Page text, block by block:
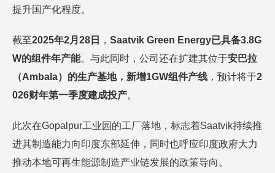
提升国产化程度。
截至2025年2月28日 ， Saatvik Green Energy已具备3.8G
W的组件年产能。与此同时，公司还在扩建其位于安巴拉
（Ambala）的生产基地，新增1GW组件产线 ，预计将于2
026财年第一季度建成投产。
此次在Gopalpur工业园的工厂落地，标志着Saatvik持续推
进其制造能力向印度东部延伸，同时也呼应印度政府大力
推动本地可再生能源制造产业链发展的政策导向。